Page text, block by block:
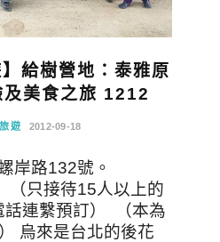
】給樹營地：泰雅原
及美食之旅 1212
遊 2012-09-18
岸路132號。
（只接待15人以上的
話連繫預訂） （本為
烏來是台北的後花